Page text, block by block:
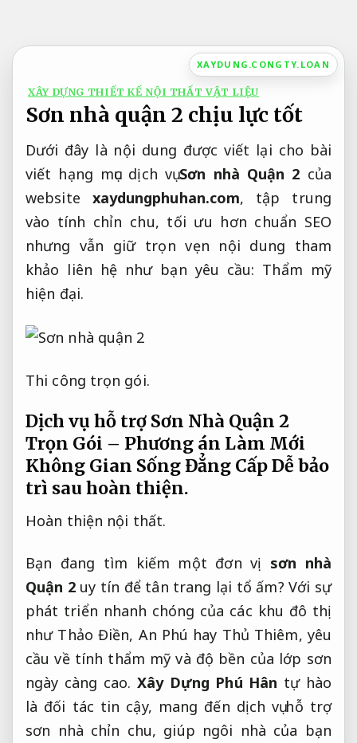
nội
dung
XAYDUNG.CONGTY.LOAN
XÂY DỰNG THIẾT KẾ NỘI THẤT VẬT LIỆU
Sơn nhà quận 2 chịu lực tốt
Dưới đây là nội dung được viết lại cho bài
viết hạng mục dịch vụSơn nhà Quận 2 của
website xaydungphuhan.com, tập trung
vào tính chỉn chu, tối ưu hơn chuẩn SEO
nhưng vẫn giữ trọn vẹn nội dung tham
khảo liên hệ như bạn yêu cầu: Thẩm mỹ
hiện đại.
Thi công trọn gói.
Dịch vụ hỗ trợ Sơn Nhà Quận 2
Trọn Gói – Phương án Làm Mới
Không Gian Sống Đẳng CấpDễ bảo
trì sau hoàn thiện.
Hoàn thiện nội thất.
Bạn đang tìm kiếm một đơn vị sơn nhà
Quận 2uy tín để tân trang lại tổ ấm? Với sự
phát triển nhanh chóng của các khu đô thị
như Thảo Điền, An Phú hay Thủ Thiêm, yêu
cầu về tính thẩm mỹ và độ bền của lớp sơn
ngày càng cao. Xây Dựng Phú Hân tự hào
là đối tác tin cậy, mang đến dịch vụ hỗ trợ
sơn nhà chỉn chu, giúp ngôi nhà của bạn